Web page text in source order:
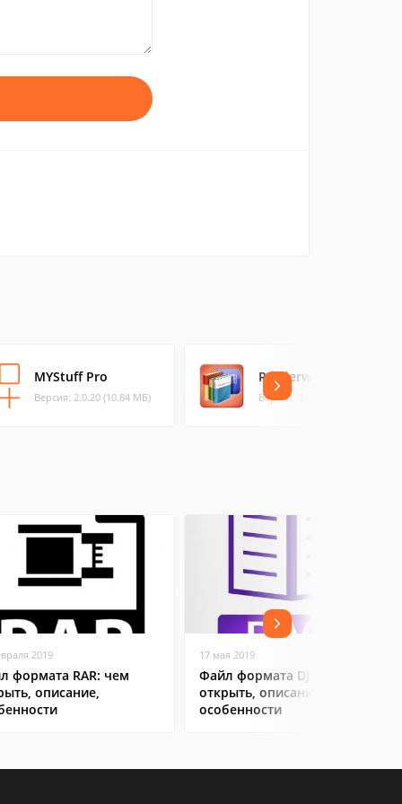
MYStuff Pro
Версия: 2.0.20 (10.84 МБ)
Readerware Books
Версия: 3.49 (55.95 МБ)
2019
формата RAR: чем
описание,
17 мая 2019
Файл формата DJVu: чем
открыть, описание,
особенности